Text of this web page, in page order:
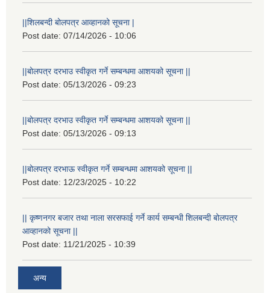
||शिलबन्दी बोलपत्र आव्हानको सूचना |
Post date: 07/14/2026 - 10:06
||बोलपत्र दरभाउ स्वीकृत गर्ने सम्बन्धमा आशयको सूचना ||
Post date: 05/13/2026 - 09:23
||बोलपत्र दरभाउ स्वीकृत गर्ने सम्बन्धमा आशयको सूचना ||
Post date: 05/13/2026 - 09:13
||बोलपत्र दरभाऊ स्वीकृत गर्ने सम्बन्धमा आशयको सूचना ||
Post date: 12/23/2025 - 10:22
|| कृष्णनगर बजार तथा नाला सरसफाई गर्ने कार्य सम्बन्धी शिलबन्दी बोलपत्र
आव्हानको सूचना ||
Post date: 11/21/2025 - 10:39
अन्य